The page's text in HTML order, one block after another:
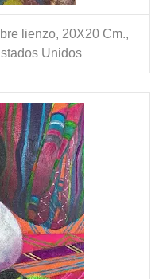
lienzo, 20X20 Cm.,
Unidos